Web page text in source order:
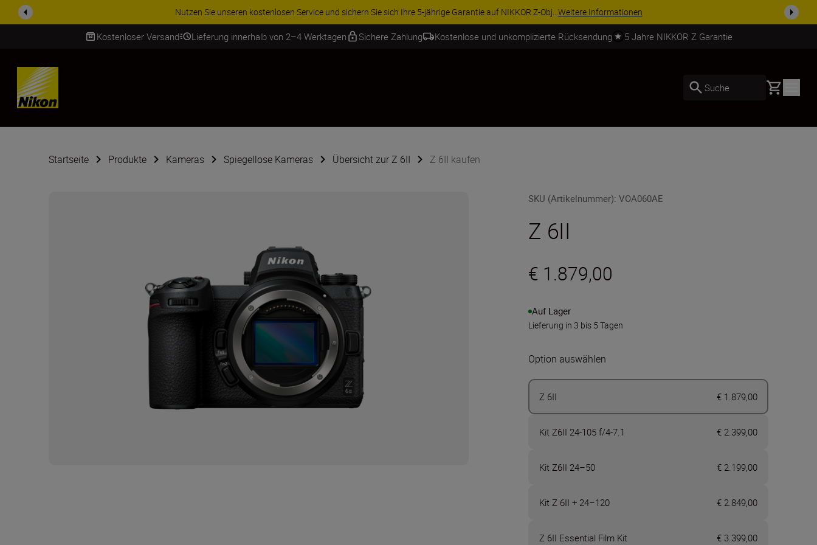
ZUBEHÖR IM ANGEBOT | Sparen Sie 15 % auf ausgewähltes Zubehör und vervollständigen Sie Ihre Ausrüstu...Jetzt einkaufen
Kostenloser Versand Lieferung innerhalb von 2–4 Werktagen Sichere Zahlung Kostenlose und unkomplizierte Rücksendung 5 Jahre NIKKOR Z Garantie
SKIP
Suche Basket
Startseite Produkte Kameras Spiegellose Kameras Übersicht zur Z 6II Z 6II kaufen
SKU (Artikelnummer):VOA060AE
Z 6II
€ 1.879,00
Auf Lager
Lieferung in 3 bis 5 Tagen
Option auswählen
Z 6II € 1.879,00
Kit Z6II 24-105 f/4-7.1 € 2.399,00
Kit Z6II 24–50 € 2.199,00
Kit Z 6II + 24–120 € 2.849,00
Z 6II Essential Film Kit € 3.399,00